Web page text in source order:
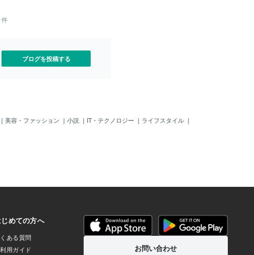
件
ブログを投稿する
｜ 美容・ファッション ｜ 小説 ｜ IT・テクノロジー ｜ ライフスタイル ｜